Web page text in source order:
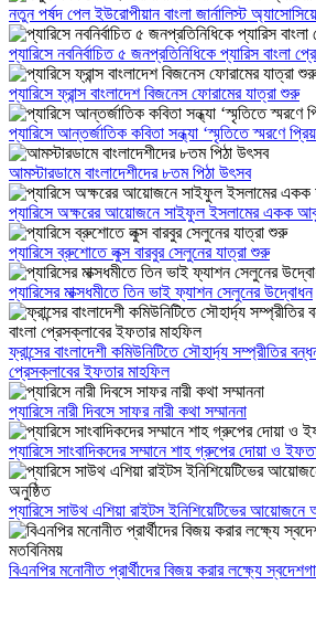
নতুন পর্ষদ পেল ইউরোপীয়ান বাংলা জার্নালিস্ট
প্যারিসে নবনির্বাচিত ৫ জনপ্রতিনিধিকে প্যারিস বাংলা
প্যারিসে ফ্রান্স বাংলাদেশ বিজনেস ফোরামের যাত্রা শুরু
প্যারিসে আন্তর্জাতিক কবিতা সন্ধ্যা ‘স্মৃতিতে স্মরণে
আমস্টারডামে বাংলাদেশীদের ৮তম পিঠা উৎসব
প্যারিসে অক্ষরের আয়োজনে সাইফুল ইসলামের একক
প্যারিসে ব্রুশোতে লুক্স বারবুর সেলুনের যাত্রা শুরু
প্যারিসের মাক্সধমীতে তিন ভাই ফ্যাশন সেলুনের উদ্বোধন
ফ্রান্সের বাংলাদেশী কমিউনিটিতে সৌহার্দ্য সম্প্রীতির
প্রেসক্লাবের ইফতার মাহফিল
প্যারিসে নারী দিবসে সাফর নারী কথা সম্মাননা
প্যারিসে সাংবাদিকদের সম্মানে শাহ গ্রুপের দোয়া ও
প্যারিসে সাউথ এশিয়া রাইটস ইনিশিয়েটিভের আয়োজনে
বিএনপির মনোনীত প্রার্থীদের বিজয় করার লক্ষ্যে